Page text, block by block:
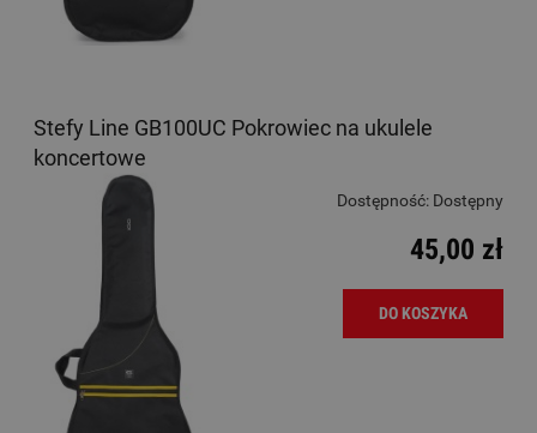
Stefy Line GB100UC Pokrowiec na ukulele
koncertowe
Dostępność: Dostępny
45,00 zł
DO KOSZYKA